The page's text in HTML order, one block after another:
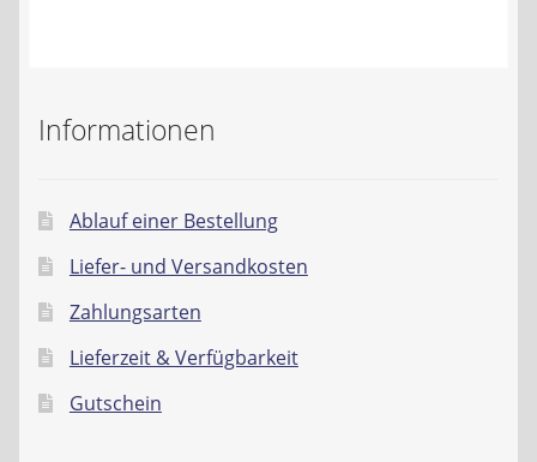
Widerrufsbelehrung
Datenschutzerklärung
Impressum
Informationen
Ablauf einer Bestellung
Liefer- und Versandkosten
Zahlungsarten
Lieferzeit & Verfügbarkeit
Gutschein